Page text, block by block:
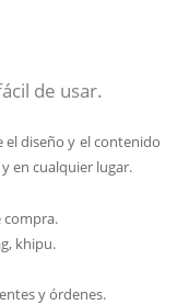
de usar.
diseño y el contenido
en cualquier lugar.
compra.
khipu.
y órdenes.